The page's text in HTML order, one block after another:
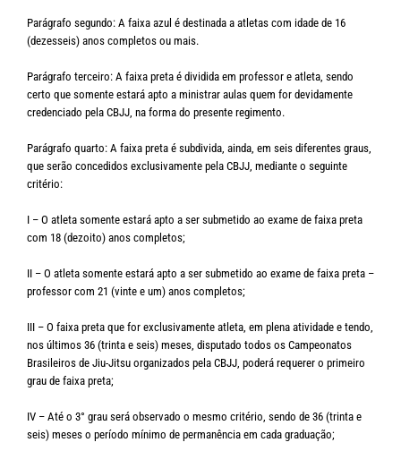
Parágrafo segundo: A faixa azul é destinada a atletas com idade de 16
(dezesseis) anos completos ou mais.
Parágrafo terceiro: A faixa preta é dividida em professor e atleta, sendo
certo que somente estará apto a ministrar aulas quem for devidamente
credenciado pela CBJJ, na forma do presente regimento.
Parágrafo quarto: A faixa preta é subdivida, ainda, em seis diferentes graus,
que serão concedidos exclusivamente pela CBJJ, mediante o seguinte
critério:
I – O atleta somente estará apto a ser submetido ao exame de faixa preta
com 18 (dezoito) anos completos;
II – O atleta somente estará apto a ser submetido ao exame de faixa preta –
professor com 21 (vinte e um) anos completos;
III – O faixa preta que for exclusivamente atleta, em plena atividade e tendo,
nos últimos 36 (trinta e seis) meses, disputado todos os Campeonatos
Brasileiros de Jiu-Jitsu organizados pela CBJJ, poderá requerer o primeiro
grau de faixa preta;
IV – Até o 3° grau será observado o mesmo critério, sendo de 36 (trinta e
seis) meses o período mínimo de permanência em cada graduação;